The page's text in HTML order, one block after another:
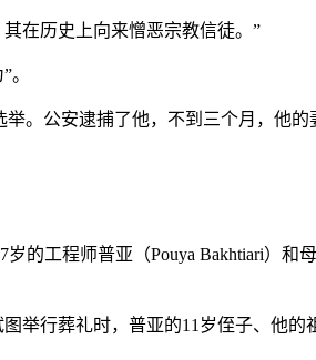
在历史上向来憎恶宗教信徒。”
。
。公安逮捕了他，不到三个月，他
的工程师普亚（Pouya Bakhtiari）和
举行葬礼时，普亚的11岁侄子、他的